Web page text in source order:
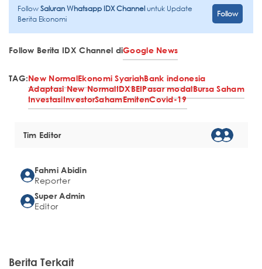
FollowSaluran Whatsapp IDX Channeluntuk Update
Berita Ekonomi
Follow
Follow Berita IDX Channel diGoogle News
TAG:New NormalEkonomi SyariahBank indonesia
Adaptasi New NormalIDXBEIPasar modalBursa Saham
InvestasiInvestorSahamEmitenCovid-19
Tim Editor
Fahmi Abidin
Reporter
Super Admin
Editor
Berita Terkait